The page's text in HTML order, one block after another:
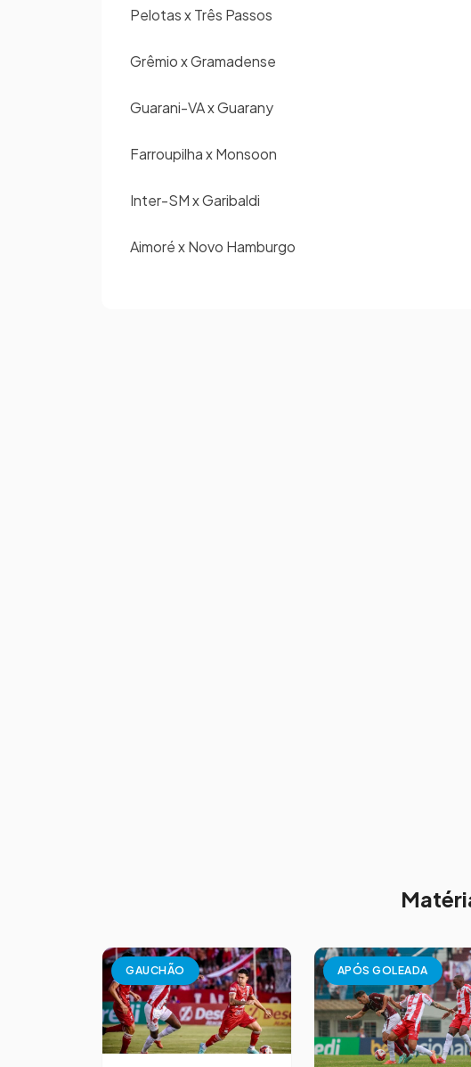
Pelotas x Três Passos
Grêmio x Gramadense
Guarani-VA x Guarany
Farroupilha x Monsoon
Inter-SM x Garibaldi
Aimoré x Novo Hamburgo
GAUCHÃO APÓS GOLEADA